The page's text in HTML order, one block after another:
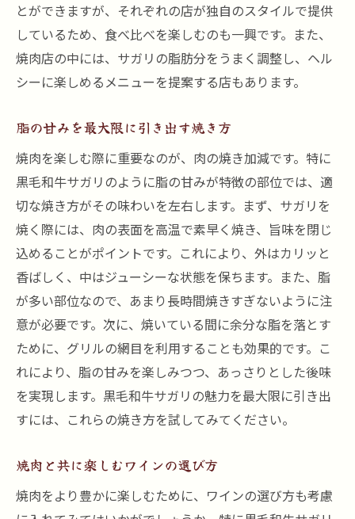
とができますが、それぞれの店が独自のスタイルで提供
しているため、食べ比べを楽しむのも一興です。また、
焼肉店の中には、サガリの脂肪分をうまく調整し、ヘル
シーに楽しめるメニューを提案する店もあります。
脂の甘みを最大限に引き出す焼き方
焼肉を楽しむ際に重要なのが、肉の焼き加減です。特に
黒毛和牛サガリのように脂の甘みが特徴の部位では、適
切な焼き方がその味わいを左右します。まず、サガリを
焼く際には、肉の表面を高温で素早く焼き、旨味を閉じ
込めることがポイントです。これにより、外はカリッと
香ばしく、中はジューシーな状態を保ちます。また、脂
が多い部位なので、あまり長時間焼きすぎないように注
意が必要です。次に、焼いている間に余分な脂を落とす
ために、グリルの網目を利用することも効果的です。こ
れにより、脂の甘みを楽しみつつ、あっさりとした後味
を実現します。黒毛和牛サガリの魅力を最大限に引き出
すには、これらの焼き方を試してみてください。
焼肉と共に楽しむワインの選び方
焼肉をより豊かに楽しむために、ワインの選び方も考慮